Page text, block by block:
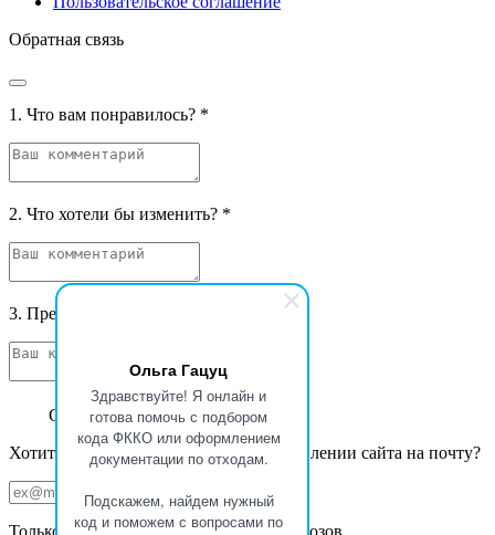
Ольга Гацуц
Здравствуйте! Я онлайн и
готова помочь с подбором
кода ФККО или оформлением
документации по отходам.
Подскажем, найдем нужный
код и поможем с вопросами по
Обратная связь
1. Что вам понравилось? *
2. Что хотели бы изменить? *
3. Предложения и фантазии
Спасибо за ваш отзыв
Хотите получать уведомления об обновлении сайта на почту?
Только новости Базы данных ФККО Увозов